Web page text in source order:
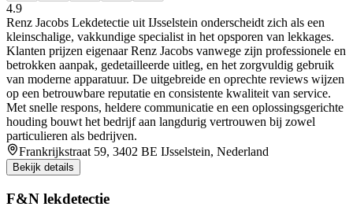
4.9
Renz Jacobs Lekdetectie uit IJsselstein onderscheidt zich als een
kleinschalige, vakkundige specialist in het opsporen van lekkages.
Klanten prijzen eigenaar Renz Jacobs vanwege zijn professionele en
betrokken aanpak, gedetailleerde uitleg, en het zorgvuldig gebruik
van moderne apparatuur. De uitgebreide en oprechte reviews wijzen
op een betrouwbare reputatie en consistente kwaliteit van service.
Met snelle respons, heldere communicatie en een oplossingsgerichte
houding bouwt het bedrijf aan langdurig vertrouwen bij zowel
particulieren als bedrijven.
Frankrijkstraat 59, 3402 BE IJsselstein, Nederland
Bekijk details
F&N lekdetectie